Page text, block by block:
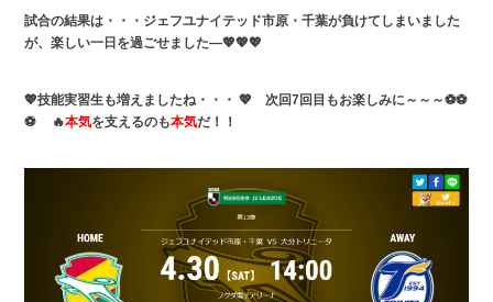
試合の結果は・・・ ジェフユナイテッド市原・千葉が負けてしまいました
が、楽しい一日を過ごせました―💖💖💖
💖技能実習生も増えましたね・・・ 💖 次回7回目もお楽しみに～～～⚽⚽
⚽ 🔥本気を支えるのも本気だ！！